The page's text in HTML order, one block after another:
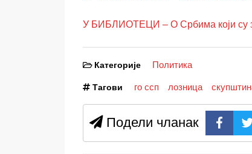
У БИБЛИОТЕЦИ – О Србима који су
Категорије Политика
Тагови го ссп лозница
Подели чланак